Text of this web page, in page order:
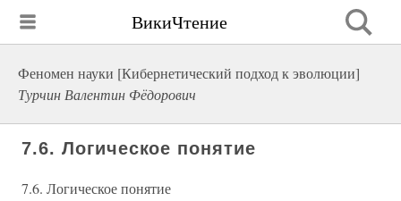
ВикиЧтение
Феномен науки [Кибернетический подход к эволюции]
Турчин Валентин Фёдорович
7.6. Логическое понятие
7.6. Логическое понятие